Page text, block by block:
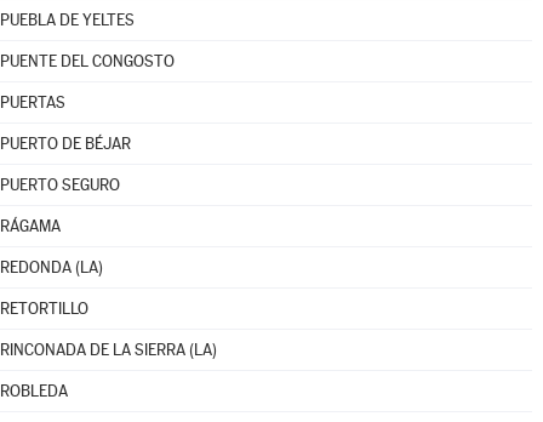
PUEBLA DE YELTES
PUENTE DEL CONGOSTO
PUERTAS
PUERTO DE BÉJAR
PUERTO SEGURO
RÁGAMA
REDONDA (LA)
RETORTILLO
RINCONADA DE LA SIERRA (LA)
ROBLEDA